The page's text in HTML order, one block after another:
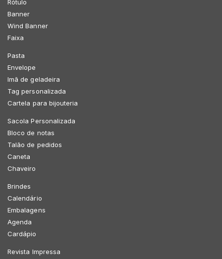
Rótulo
Banner
Wind Banner
Faixa
Pasta
Envelope
Imã de geladeira
Tag personalizada
Cartela para bijouteria
Sacola Personalizada
Bloco de notas
Talão de pedidos
Caneta
Chaveiro
Brindes
Calendário
Embalagens
Agenda
Cardápio
Revista Impressa